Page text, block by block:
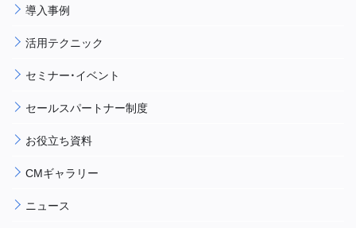
導入事例
活用テクニック
セミナー・イベント
セールスパートナー制度
お役立ち資料
CMギャラリー
ニュース